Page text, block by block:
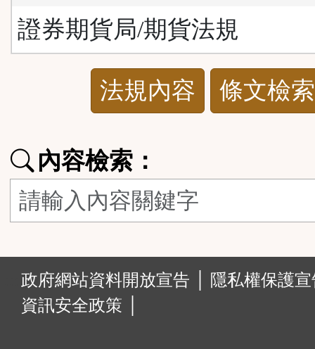
證券期貨局/期貨法規
功
能
按
鈕
區
法規內容 條文檢索
內容檢索：
政府網站資料開放宣告 │
隱私權保護
資訊安全政策 │